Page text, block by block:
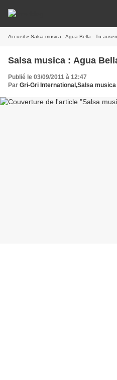
Accueil » Salsa musica : Agua Bella - Tu
Salsa musica : Agua
Publié le 03/09/2011 à 12:47
Par Gri-Gri International,Salsa